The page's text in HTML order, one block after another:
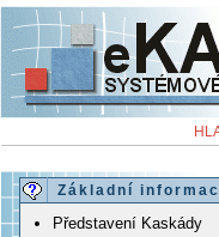
Základní
Představení Kaskády